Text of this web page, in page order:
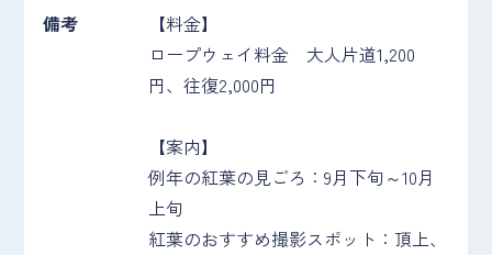
備考
【料金】
ロープウェイ料金 大人片道1,200
円、往復2,000円
【案内】
例年の紅葉の見ごろ：9月下旬～10月
上旬
紅葉のおすすめ撮影スポット：頂上、